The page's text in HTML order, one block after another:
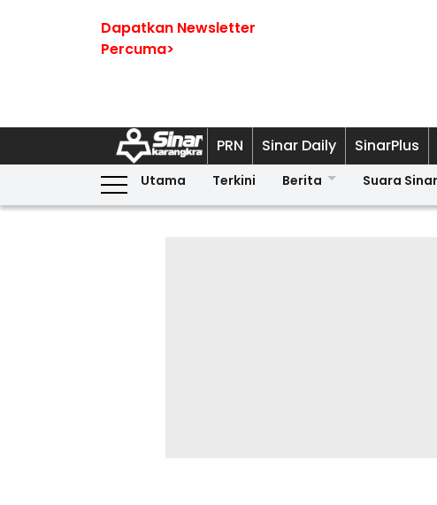
Dapatkan Newsletter
Percuma>
PRN Sinar Daily SinarPlus
Utama Terkini Berita Suara Sinar